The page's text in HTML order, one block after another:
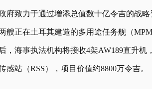
府致力于通过增添总值数十亿令吉的战
艘正在土耳其建造的多用途任务舰（
，海事执法机构将接收4架AW189直升机
感站（RSS），项目价值约8800万令吉。